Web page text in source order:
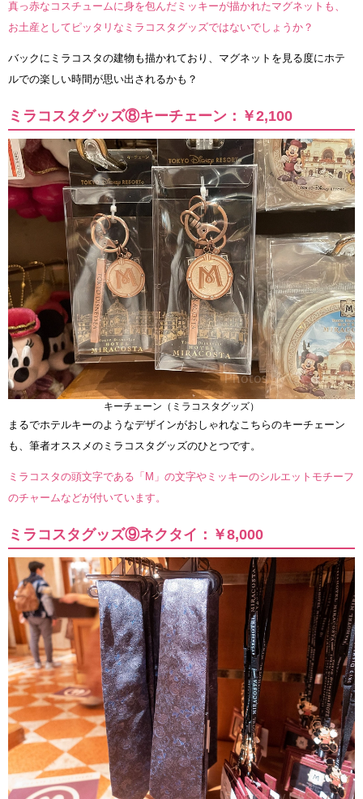
真っ赤なコスチュームに身を包んだミッキーが描かれたマグネットも、
お土産としてピッタリなミラコスタグッズではないでしょうか？
バックにミラコスタの建物も描かれており、マグネットを見る度にホテ
ルでの楽しい時間が思い出されるかも？
ミラコスタグッズ⑧キーチェーン：￥2,100
キーチェーン（ミラコスタグッズ）
まるでホテルキーのようなデザインがおしゃれなこちらのキーチェーン
も、筆者オススメのミラコスタグッズのひとつです。
ミラコスタの頭文字である「M」の文字やミッキーのシルエットモチーフ
のチャームなどが付いています。
ミラコスタグッズ⑨ネクタイ：￥8,000